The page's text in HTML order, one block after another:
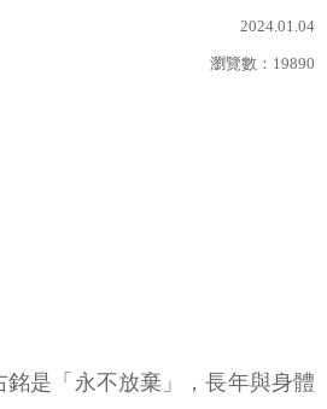
2024.01.04
瀏覽數： 19890
是「永不放棄」，長年與身體